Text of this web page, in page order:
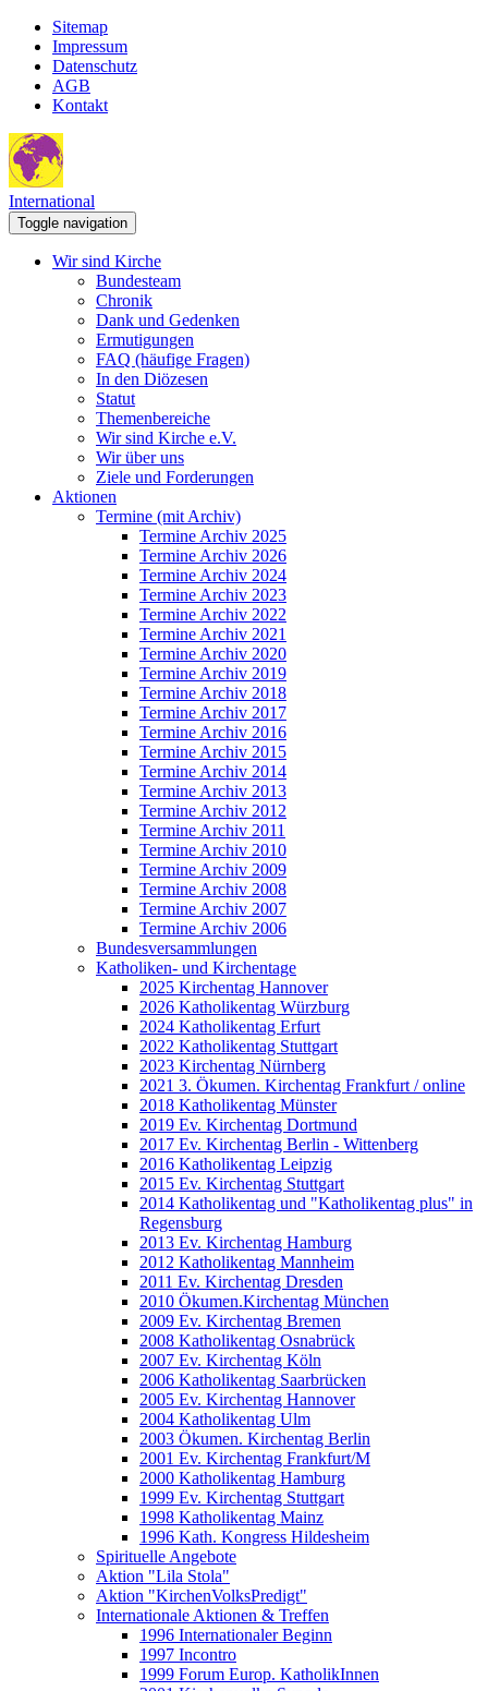
Sitemap
Impressum
Datenschutz
AGB
Kontakt
International
Toggle navigation
Wir sind Kirche
Bundesteam
Chronik
Dank und Gedenken
Ermutigungen
FAQ (häufige Fragen)
In den Diözesen
Statut
Themenbereiche
Wir sind Kirche e.V.
Wir über uns
Ziele und Forderungen
Aktionen
Termine (mit Archiv)
Termine Archiv 2025
Termine Archiv 2026
Termine Archiv 2024
Termine Archiv 2023
Termine Archiv 2022
Termine Archiv 2021
Termine Archiv 2020
Termine Archiv 2019
Termine Archiv 2018
Termine Archiv 2017
Termine Archiv 2016
Termine Archiv 2015
Termine Archiv 2014
Termine Archiv 2013
Termine Archiv 2012
Termine Archiv 2011
Termine Archiv 2010
Termine Archiv 2009
Termine Archiv 2008
Termine Archiv 2007
Termine Archiv 2006
Bundesversammlungen
Katholiken- und Kirchentage
2025 Kirchentag Hannover
2026 Katholikentag Würzburg
2024 Katholikentag Erfurt
2022 Katholikentag Stuttgart
2023 Kirchentag Nürnberg
2021 3. Ökumen. Kirchentag Frankfurt / online
2018 Katholikentag Münster
2019 Ev. Kirchentag Dortmund
2017 Ev. Kirchentag Berlin - Wittenberg
2016 Katholikentag Leipzig
2015 Ev. Kirchentag Stuttgart
2014 Katholikentag und "Katholikentag plus" in
Regensburg
2013 Ev. Kirchentag Hamburg
2012 Katholikentag Mannheim
2011 Ev. Kirchentag Dresden
2010 Ökumen.Kirchentag München
2009 Ev. Kirchentag Bremen
2008 Katholikentag Osnabrück
2007 Ev. Kirchentag Köln
2006 Katholikentag Saarbrücken
2005 Ev. Kirchentag Hannover
2004 Katholikentag Ulm
2003 Ökumen. Kirchentag Berlin
2001 Ev. Kirchentag Frankfurt/M
2000 Katholikentag Hamburg
1999 Ev. Kirchentag Stuttgart
1998 Katholikentag Mainz
1996 Kath. Kongress Hildesheim
Spirituelle Angebote
Aktion "Lila Stola"
Aktion "KirchenVolksPredigt"
Internationale Aktionen & Treffen
1996 Internationaler Beginn
1997 Incontro
1999 Forum Europ. KatholikInnen